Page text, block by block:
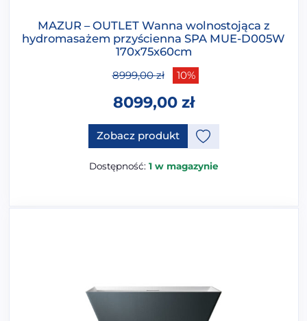
MAZUR – OUTLET Wanna wolnostojąca z
hydromasażem przyścienna SPA MUE-D005W
170x75x60cm
8999,00zł 10%
8099,00 zł
Zobacz produktTen produkt ma opcje, które
Dostępność: 1 w magazynie